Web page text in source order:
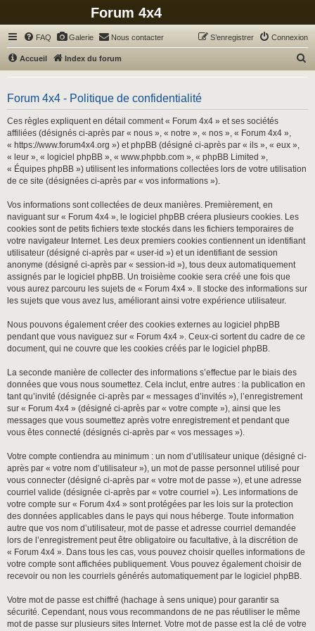
Forum 4x4
FAQ Galerie Nous contacter Connexion
S’enregistrer
Accueil Index du forum
h
Forum 4x4 - Politique de confidentialité
Ces règles expliquent en détail comment « Forum 4x4 » et ses sociétés
affiliées (désignés ci-après par « nous », « notre », « nos », « Forum 4x4 »,
« https://www.forum4x4.org ») et phpBB (désigné ci-après par « ils », « eux »,
« leur », « logiciel phpBB », « www.phpbb.com », « phpBB Limited »,
« Équipes phpBB ») utilisent les informations collectées lors de votre utilisation
de ce site (désignées ci-après par « vos informations »).
Vos informations sont collectées de deux manières. Premièrement, en
naviguant sur « Forum 4x4 », le logiciel phpBB créera plusieurs cookies. Les
cookies sont de petits fichiers texte stockés dans les fichiers temporaires de
votre navigateur Internet. Les deux premiers cookies contiennent un identifiant
utilisateur (désigné ci-après par « user-id ») et un identifiant de session
anonyme (désigné ci-après par « session-id »), tous deux automatiquement
assignés par le logiciel phpBB. Un troisième cookie sera créé une fois que
vous aurez parcouru les sujets de « Forum 4x4 ». Il stocke des informations sur
les sujets que vous avez lus, améliorant ainsi votre expérience utilisateur.
Nous pouvons également créer des cookies externes au logiciel phpBB
pendant que vous naviguez sur « Forum 4x4 ». Ceux-ci sortent du cadre de ce
document, qui ne couvre que les cookies créés par le logiciel phpBB.
La seconde manière de collecter des informations s’effectue par le biais des
données que vous nous soumettez. Cela inclut, entre autres : la publication en
tant qu’invité (désignée ci-après par « messages d’invités »), l’enregistrement
sur « Forum 4x4 » (désigné ci-après par « votre compte »), ainsi que les
messages que vous soumettez après votre enregistrement et pendant que
vous êtes connecté (désignés ci-après par « vos messages »).
Votre compte contiendra au minimum : un nom d’utilisateur unique (désigné ci-
après par « votre nom d’utilisateur »), un mot de passe personnel utilisé pour
vous connecter (désigné ci-après par « votre mot de passe »), et une adresse
courriel valide (désignée ci-après par « votre courriel »). Les informations de
votre compte sur « Forum 4x4 » sont protégées par les lois sur la protection
des données applicables dans le pays qui nous héberge. Toute information
autre que vos nom d’utilisateur, mot de passe et adresse courriel demandée
lors de l’enregistrement peut être obligatoire ou facultative, à la discrétion de
« Forum 4x4 ». Dans tous les cas, vous pouvez choisir quelles informations de
votre compte sont affichées publiquement. Vous pouvez également choisir de
recevoir ou non les courriels générés automatiquement par le logiciel phpBB.
Votre mot de passe est chiffré (hachage à sens unique) pour garantir sa
sécurité. Cependant, nous vous recommandons de ne pas réutiliser le même
mot de passe sur plusieurs sites Internet. Votre mot de passe est la clé de votre